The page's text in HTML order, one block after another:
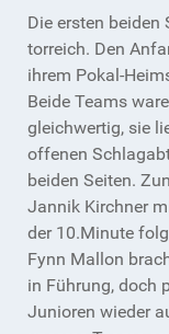
Die ersten beiden
torreich. Den
ihrem Pokal-
Beide Teams
gleichwertig, sie
offenen
beiden Seiten.
Jannik Kirchner
der 10.Minute
Fynn Mallon
in Führung, doch
Junioren wieder